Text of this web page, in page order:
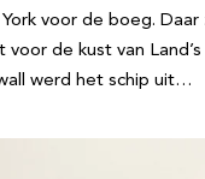
voor de boeg.
voor de kust van
werd het schip uit…